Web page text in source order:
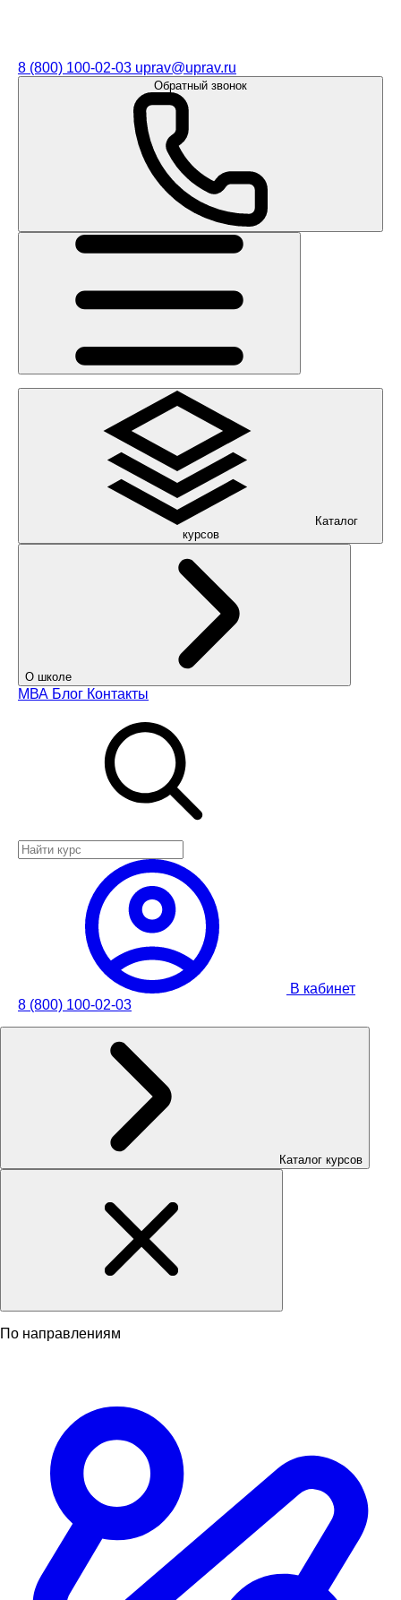
8 (800) 100-02-03 uprav@uprav.ru
Обратный звонок
Каталог
курсов
О школе
МВА Блог Контакты
В кабинет
8 (800) 100-02-03
Каталог курсов
По направлениям